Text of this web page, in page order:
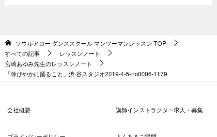
ソウルアロー ダンススクール マンツーマンレッスン TOP
すべての記事
レッスンノート
宮崎あゆみ先生のレッスンノート
「伸びやかに踊ること」渋 谷スタジオ2019-4-5-no0006-1179
会社概要 講師インストラクター求人・募集